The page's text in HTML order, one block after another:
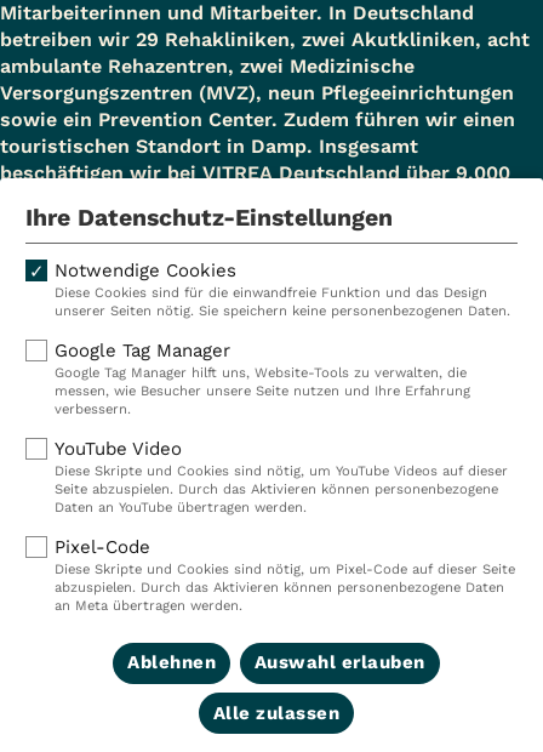
Mitarbeiterinnen und Mitarbeiter. In Deutschland
betreiben wir 29 Rehakliniken, zwei Akutkliniken, acht
ambulante Rehazentren, zwei Medizinische
Versorgungszentren (MVZ), neun Pflegeeinrichtungen
sowie ein Prevention Center. Zudem führen wir einen
touristischen Standort in Damp. Insgesamt
beschäftigen wir bei VITREA Deutschland über 9.000
Kliniken
Ambulant
Reha
Prävention
Karriere
VITREA Deutschland
IMPRESSUM
HINWEISGEBERSYSTEM
AUFSICHTSBEHÖRDEN
Ihre Datenschutz-Einstellungen
Notwendige Cookies
Diese Cookies sind für die einwandfreie Funktion und das Design
unserer Seiten nötig. Sie speichern keine personenbezogenen Daten.
Google Tag Manager
Google Tag Manager hilft uns, Website-Tools zu verwalten, die
messen, wie Besucher unsere Seite nutzen und Ihre Erfahrung
verbessern.
YouTube Video
Diese Skripte und Cookies sind nötig, um YouTube Videos auf dieser
Seite abzuspielen. Durch das Aktivieren können personenbezogene
Daten an YouTube übertragen werden.
Pixel-Code
Diese Skripte und Cookies sind nötig, um Pixel-Code auf dieser Seite
abzuspielen. Durch das Aktivieren können personenbezogene Daten
an Meta übertragen werden.
Ablehnen Auswahl erlauben
Alle zulassen